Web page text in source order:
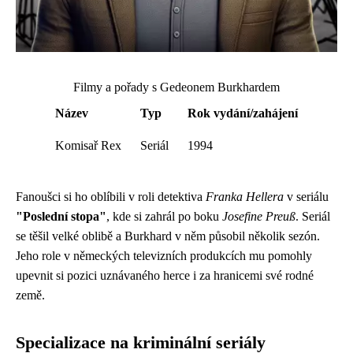
Filmy a pořady s Gedeonem Burkhardem
Název
Typ Rok vydání/zahájení
Komisař Rex Seriál 1994
Fanoušci si ho oblíbili v roli detektiva Franka Hellera v seriálu
"Poslední stopa", kde si zahrál po boku Josefine Preuß. Seriál
se těšil velké oblibě a Burkhard v něm působil několik sezón.
Jeho role v německých televizních produkcích mu pomohly
upevnit si pozici uznávaného herce i za hranicemi své rodné
země.
Specializace na kriminální seriály